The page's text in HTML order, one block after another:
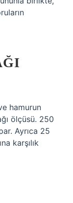
hamurun
ölçüsü. 250
Ayrıca 25
karşılık